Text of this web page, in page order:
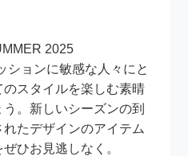
2025
ションに敏感な人々にと
スタイルを楽しむ素晴
。新しいシーズンの到
たデザインのアイテム
ひお見逃しなく。